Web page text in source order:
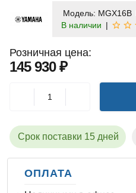
Модель: MGX16B
В наличии
Розничная цена:
145 930 ₽
Срок поставки 15 дней
ОПЛАТА